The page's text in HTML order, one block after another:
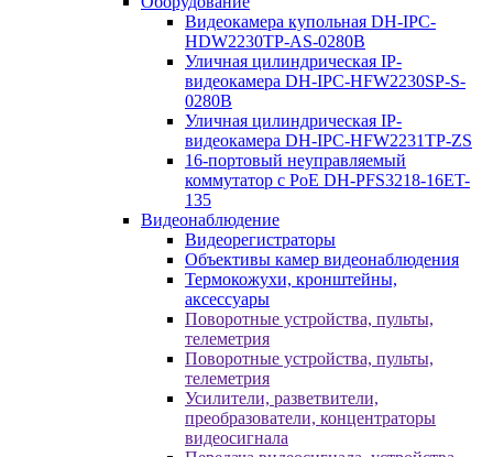
Видеокамера купольная DH-IPC-
HDW2230TP-AS-0280B
Уличная цилиндрическая IP-
видеокамера DH-IPC-HFW2230SP-S-
0280B
Уличная цилиндрическая IP-
видеокамера DH-IPC-HFW2231TP-ZS
16-портовый неуправляемый
коммутатор с РоЕ DH-PFS3218-16ET-
135
Видеонаблюдение
Видеорегистраторы
Объективы камер видеонаблюдения
Термокожухи, кронштейны,
аксессуары
Поворотные устройства, пульты,
телеметрия
Поворотные устройства, пульты,
телеметрия
Усилители, разветвители,
преобразователи, концентраторы
видеосигнала